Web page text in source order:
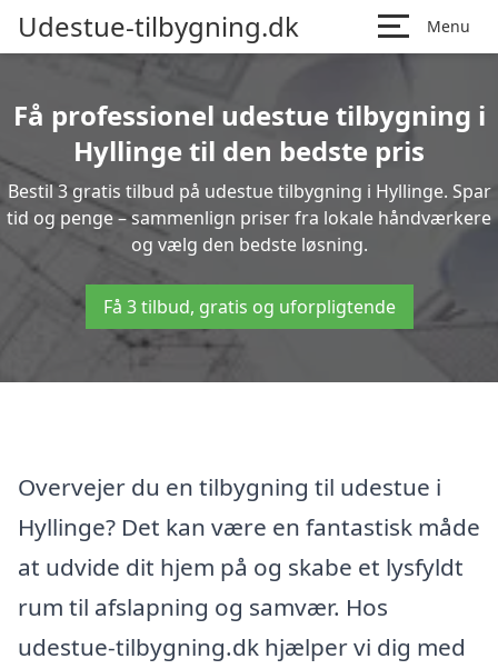
Udestue-tilbygning.dk Menu
Få professionel udestue tilbygning i
Hyllinge til den bedste pris
Bestil 3 gratis tilbud på udestue tilbygning i Hyllinge. Spar
tid og penge – sammenlign priser fra lokale håndværkere
og vælg den bedste løsning.
Få 3 tilbud, gratis og uforpligtende
Overvejer du en tilbygning til udestue i
Hyllinge? Det kan være en fantastisk måde
at udvide dit hjem på og skabe et lysfyldt
rum til afslapning og samvær. Hos
udestue-tilbygning.dk hjælper vi dig med